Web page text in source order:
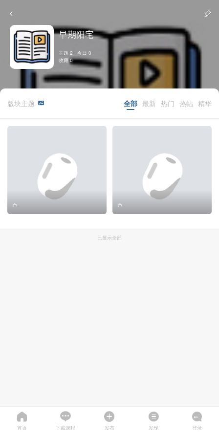
早期阳宅
主题 2 今日 0
收藏 0
版块主题 全部 最新 热门 热帖 精华
已显示全部
首页 下载课程 发布 发现 登录